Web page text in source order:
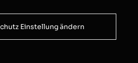
Einstellung ändern